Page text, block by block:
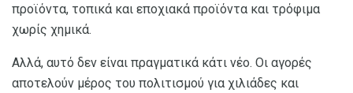
προϊόντα, τοπικά και εποχιακά προϊόντα και τρόφιμα
χωρίς χημικά.
Αλλά, αυτό δεν είναι πραγματικά κάτι νέο. Οι αγορές
αποτελούν μέρος του πολιτισμού για χιλιάδες και